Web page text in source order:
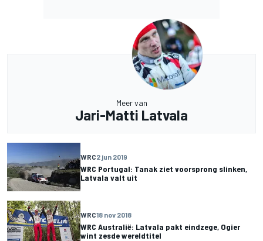
Meer van
Jari-Matti Latvala
WRC2 jun 2019
WRC Portugal: Tanak ziet voorsprong slinken,
Latvala valt uit
WRC18 nov 2018
WRC Australië: Latvala pakt eindzege, Ogier
wint zesde wereldtitel